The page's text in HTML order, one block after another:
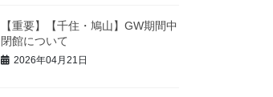
【重要】【千住・鳩山】GW期間中
閉館について
2026年04月21日